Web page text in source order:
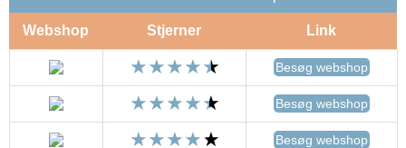
Webshop Stjerner Link
Besøg webshop
Besøg webshop
Besøg webshop